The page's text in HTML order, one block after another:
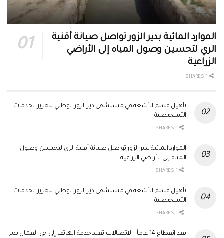
الموارد المائية بدير الزور تواصل صيانة أقنية
الري لتحسين وصول المياه إلى الأراضي
الزراعية
تأهيل قسم الأشعة في مستشفى دير الزور الوطني لتعزيز الخدمات
التشخيصية
الموارد المائية بدير الزور تواصل صيانة أقنية الري لتحسين وصول
المياه إلى الأراضي الزراعية
تأهيل قسم الأشعة في مستشفى دير الزور الوطني لتعزيز الخدمات
التشخيصية
بعد انقطاع 14 عاماً.. الاتصالات تعيد خدمة الهاتف إلى حي العمال بدير